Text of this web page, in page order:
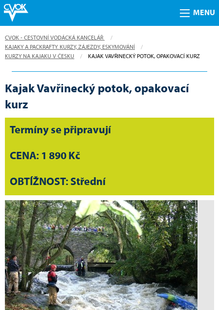
MENU
CVOK - CESTOVNÍ VODÁCKÁ KANCELÁŘ
KAJAKY A PACKRAFTY. KURZY, ZÁJEZDY, ESKYMOVÁNÍ
KURZY NA KAJAKU V ČESKU
CURRENT:
KAJAK VAVŘINECKÝ POTOK, OPAKOVACÍ KURZ
Kajak Vavřinecký potok, opakovací
kurz
Termíny se připravují
CENA: 1 890 Kč
OBTÍŽNOST: Střední